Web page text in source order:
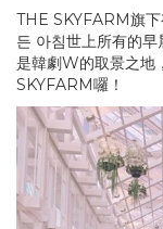
THE SKYFARM旗下
든 아침世上所有的
是韓劇W的取景之地
SKYFARM囉！